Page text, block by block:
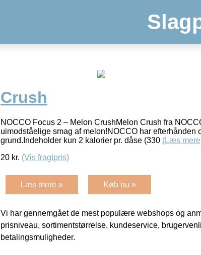
Crush
NOCCO Focus 2 – Melon CrushMelon Crush fra
uimodståelige smag af melon!NOCCO har
grund.Indeholder kun 2 kalorier pr. dåse (330 (Læs
20 kr. (Vis fragtpris)
Læs mere » Køb nu »
Vi har gennemgået de mest populære webshops og
prisniveau, sortimentstørrelse, kundeservice,
betalingsmuligheder.